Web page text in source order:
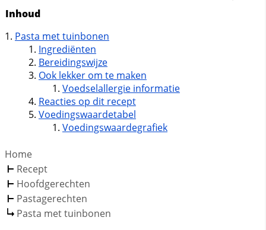
Inhoud
Pasta met tuinbonen
Ingrediënten
Bereidingswijze
Ook lekker om te maken
Voedselallergie informatie
Reacties op dit recept
Voedingswaardetabel
Voedingswaardegrafiek
Home
Recept
Hoofdgerechten
Pastagerechten
Pasta met tuinbonen